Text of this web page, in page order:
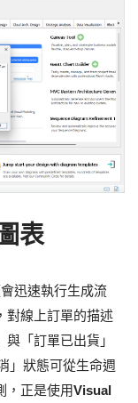
表
迅速執行生成流
對線上訂單的描述
「訂單已出貨」
」狀態可從生命週
，正是使用Visual